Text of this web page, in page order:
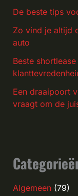
De beste tips
Zo vind je altijd
auto
Beste
Een draaipoort
vraagt om de
Algemeen(79)